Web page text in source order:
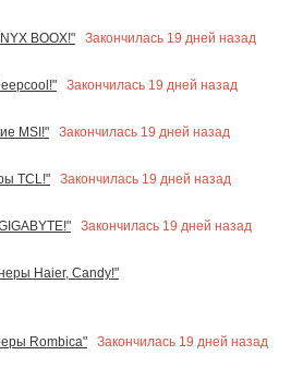
BOOX!"
Закончилась 19 дней назад
Закончилась 19 дней назад
MSI!"
Закончилась 19 дней назад
TCL!"
Закончилась 19 дней назад
Закончилась 19 дней назад
Haier, Candy!"
Rombica"
Закончилась 19 дней назад